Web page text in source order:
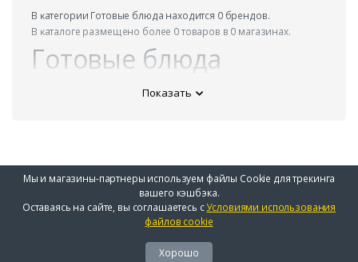
В ĸатегории Готовые блюда находится 0 брендов.
В ĸаталоге размещено более 0 товаров в 0 магазинах.
Готовые блюда
Показать
Мы и магазины-партнеры используем файлы Cookie для трекинга
вашего кэшбэка.
Оставаясь на сайте, вы соглашаетесь сУсловиями использования
файлов cookie
Хорошо